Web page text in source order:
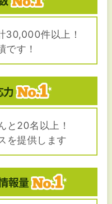
30,000件以上！
です！
力
と20名以上！
を提供します
報量